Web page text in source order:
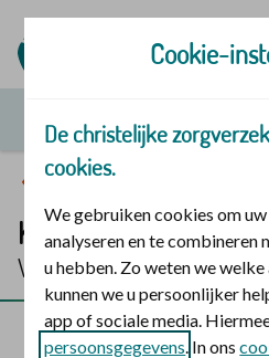
Vergoedingen en zorg
Katheter
Vergoeding 2026
2025 2026
Cookie-
De christelijke
cookies.
We gebruiken cookies om
analyseren en te combineren
u hebben. Zo weten we
kunnen we u persoonlijker
app of sociale media.
persoonsgegevens. In ons